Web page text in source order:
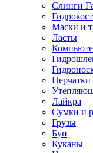
Слинги
Маски и
Ласты
Перчатки
Лайкра
Сумки и
Грузы
Буи
Куканы